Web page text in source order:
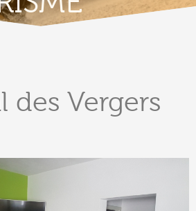
des Vergers